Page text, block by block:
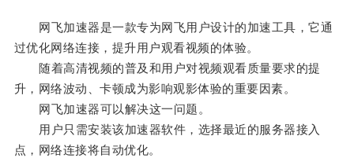
网飞加速器是一款专为网飞用户设计的加速工具，它通
过优化网络连接，提升用户观看视频的体验。
随着高清视频的普及和用户对视频观看质量要求的提
升，网络波动、卡顿成为影响观影体验的重要因素。
网飞加速器可以解决这一问题。
用户只需安装该加速器软件，选择最近的服务器接入
点，网络连接将自动优化。